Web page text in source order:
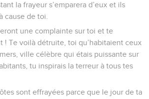
la frayeur s’emparera d’eux et ils
cause de toi.
une complainte sur toi et te
! Te voilà détruite, toi qu’habitaient ceux
ville célèbre qui étais puissante sur
tu inspirais la terreur à tous tes
sont effrayées parce que le jour de ta